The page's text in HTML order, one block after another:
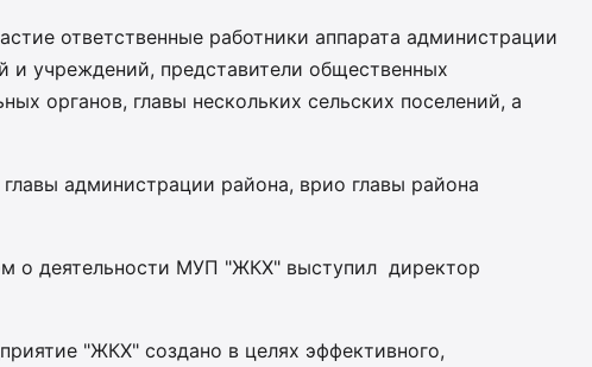
ответственные работники аппарата администрации
и учреждений, представители общественных
органов, главы нескольких сельских поселений, а
администрации района, врио главы района
о деятельности МУП "ЖКХ" выступил директор
"ЖКХ" создано в целях эффективного,